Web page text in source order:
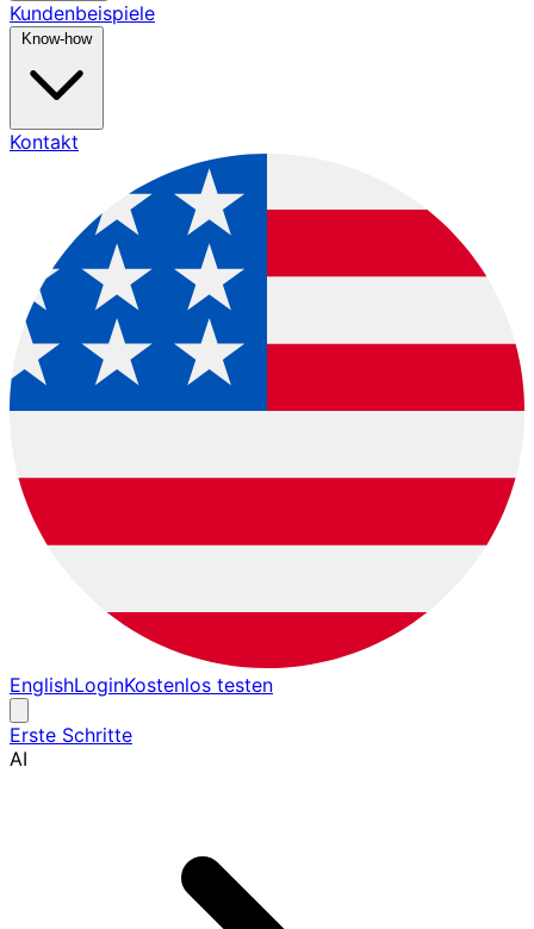
Kundenbeispiele
Know-how
Kontakt
EnglishLoginKostenlos testen
Erste Schritte
AI